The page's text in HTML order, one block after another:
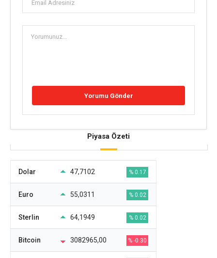
Piyasa Özeti
Dolar 47,7102 % 0.17
Euro 55,0311 % 0.02
Sterlin 64,1949 % 0.02
Bitcoin 3082965,00 % -0.30